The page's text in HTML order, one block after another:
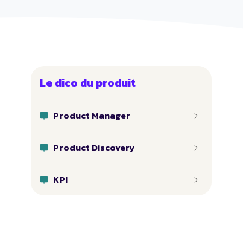
Le dico du produit
Product Manager
Product Discovery
KPI